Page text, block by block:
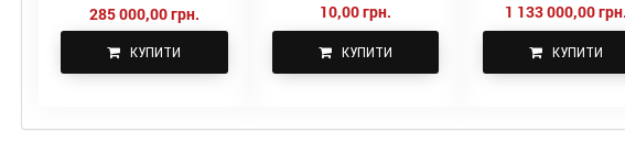
285 000,00 грн.
КУПИТИ
10,00 грн.
КУПИТИ
1 133 000,00 грн.
КУПИТИ